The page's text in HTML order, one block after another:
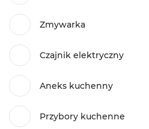
Zmywarka
Czajnik elektryczny
Aneks kuchenny
Przybory kuchenne